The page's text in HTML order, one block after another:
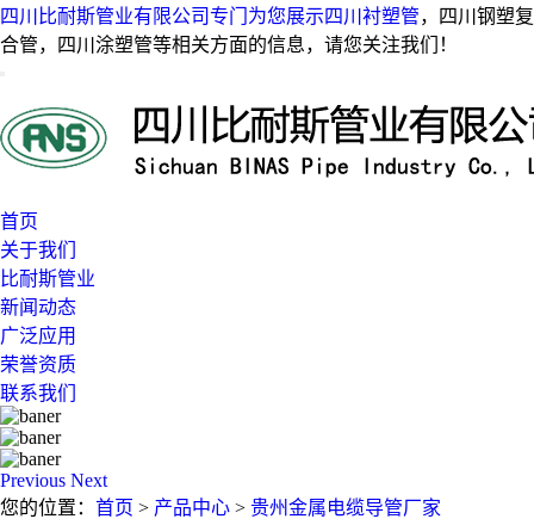
四川比耐斯管业有限公司专门为您展示四川衬塑管，四川钢塑复
合管，四川涂塑管等相关方面的信息，请您关注我们！
首页
关于我们
比耐斯管业
新闻动态
广泛应用
荣誉资质
联系我们
Previous Next
您的位置： 首页 > 产品中心 > 贵州金属电缆导管厂家